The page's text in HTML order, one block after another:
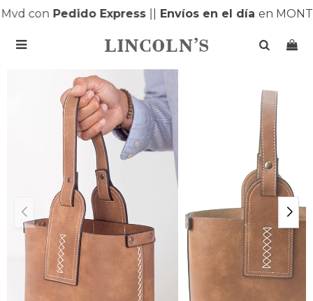
conPedido Express| Envíos en el díaen
